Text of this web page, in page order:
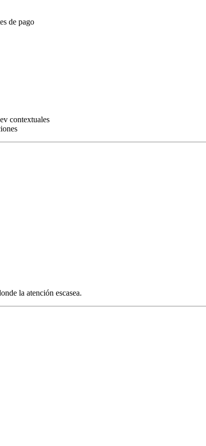
de pago
contextuales
la atención escasea.